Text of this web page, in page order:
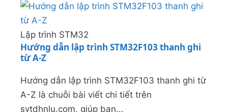
Lập trình STM32
Hướng dẫn lập trình STM32F103 thanh ghi
từ A-Z
Hướng dẫn lập trình STM32F103 thanh ghi từ
A-Z là chuỗi bài viết chi tiết trên
svtdhnlu.com, giúp bạn...